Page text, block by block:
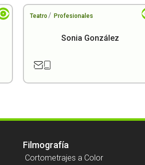
Teatro / Profesionales
Sonia González
Filmografía
Cortometrajes a Color